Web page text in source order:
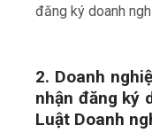
đăng ký doanh
2. Doanh
nhận đăng ký
Luật Doanh